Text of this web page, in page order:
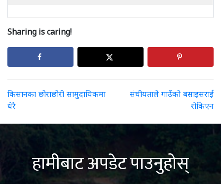
Sharing is caring!
Post
navigation
किसानका छोराछोरी सामुदायिकमा
धेरै
संघीयताले गाउँको बसाइसराई
रोकिएन
हामीबाट अपडेट पाउनुहोस्